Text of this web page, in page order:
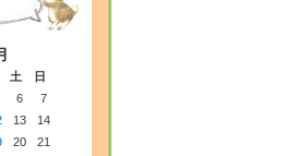
土
日
6
7
13
14
20
21